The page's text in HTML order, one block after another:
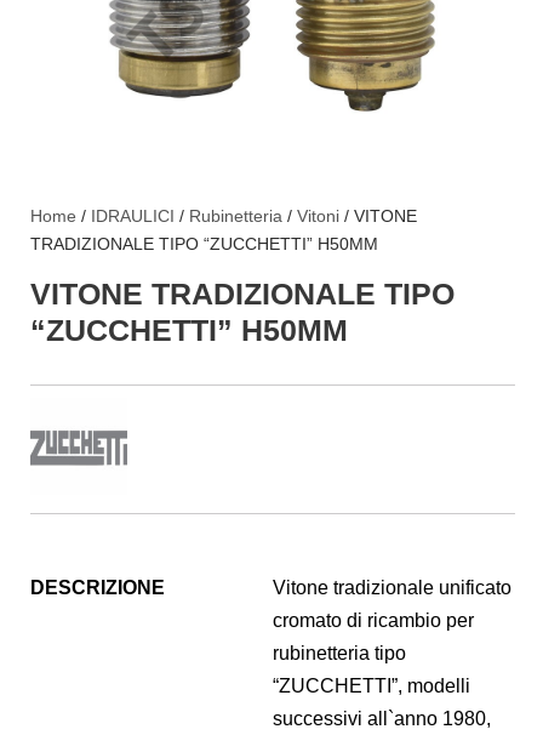
Home / IDRAULICI / Rubinetteria / Vitoni / VITONE
TRADIZIONALE TIPO “ZUCCHETTI” H50MM
VITONE TRADIZIONALE TIPO
“ZUCCHETTI” H50MM
DESCRIZIONE
Vitone tradizionale unificato
cromato di ricambio per
rubinetteria tipo
“ZUCCHETTI”, modelli
successivi all`anno 1980,